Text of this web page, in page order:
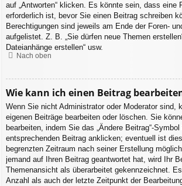
auf „Antworten“ klicken. Es könnte sein, dass eine
erforderlich ist, bevor Sie einen Beitrag schreiben
Berechtigungen sind jeweils am Ende der Foren-
aufgelistet. Z. B. „Sie dürfen neue Themen
Dateianhänge erstellen“ usw.
Nach oben
Wie kann ich einen Beitrag
Wenn Sie nicht Administrator oder Moderator sind,
eigenen Beiträge bearbeiten oder löschen. Sie
bearbeiten, indem Sie das „Ändere Beitrag“-
entsprechenden Beitrag anklicken; eventuell ist
begrenzten Zeitraum nach seiner Erstellung
jemand auf Ihren Beitrag geantwortet hat, wird Ihr
Themenansicht als überarbeitet gekennzeichnet.
Anzahl als auch der letzte Zeitpunkt der